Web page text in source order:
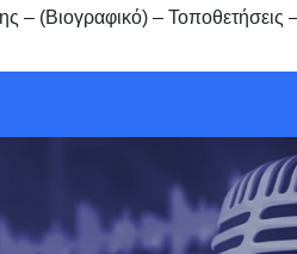
– (Βιογραφικό) –